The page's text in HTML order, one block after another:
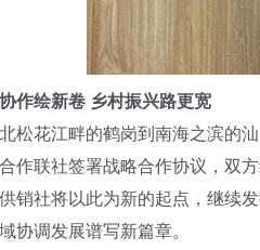
绘新卷 乡村振兴路更宽
花江畔的鹤岗到南海之滨的汕
作联社签署战略合作协议，双
社将以此为新的起点，继续发
协调发展谱写新篇章。